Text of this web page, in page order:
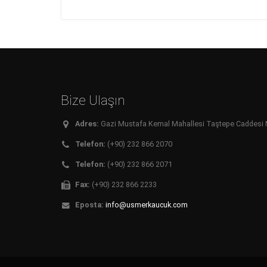
Bize Ulaşın
Adres: Gazi Mustafa Kemal Mahallesi Taştepe Caddesi
Telefon: (+90) 232 866 2070
Telefon: (+90) 232 866 2071
Fax: (+90) 232 866 2233
Eposta: info@usmerkaucuk.com